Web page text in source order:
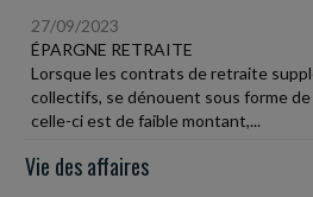
27/09/2023
ÉPARGNE RETRAITE
Lorsque les contrats de retraite
collectifs, se dénouent sous forme
celle-ci est de faible montant,...
Vie des affaires